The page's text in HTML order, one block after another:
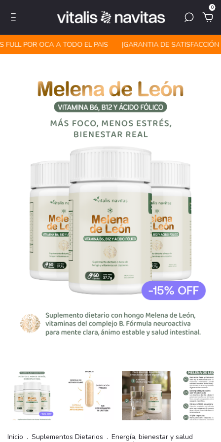
0
FULL POR OCA A TODO EL PAIS |ㅤㅤGARANTIA DE SATISFACCIÓN
Inicio . Suplementos Dietarios . Energía, bienestar y salud